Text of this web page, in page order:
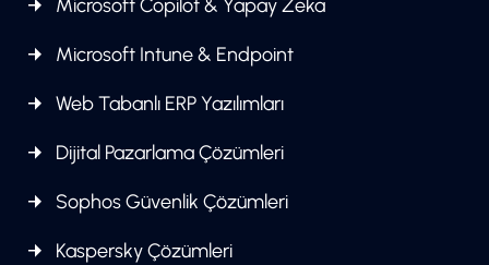
Microsoft Copilot & Yapay Zeka
Microsoft Intune & Endpoint
Web Tabanlı ERP Yazılımları
Dijital Pazarlama Çözümleri
Sophos Güvenlik Çözümleri
Kaspersky Çözümleri